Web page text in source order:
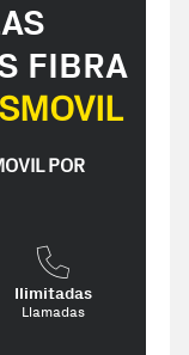
FIBRA
POR
Ilimitadas
Llamadas